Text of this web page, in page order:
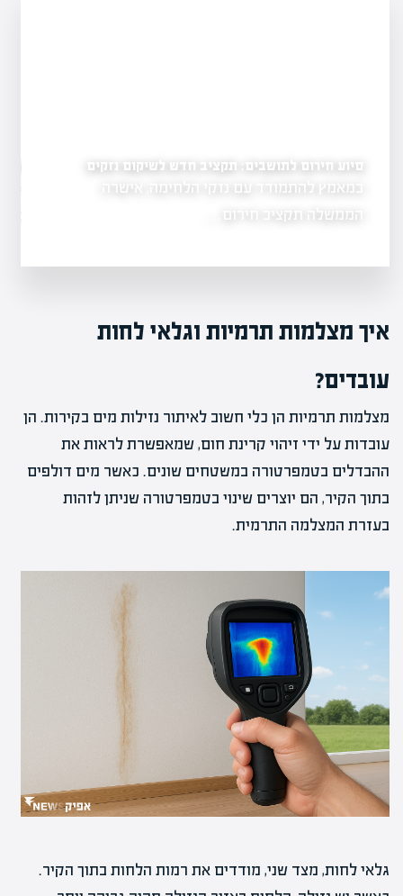
סיוע חירום לתושבים: תקציב חדש לשיקום נזקים
במאמץ להתמודד עם נזקי הלחימה, אישרה
הממשלה תקציב חירום…
מענה מהיר לנזקי מים:
איך מצלמות תרמיות וגלאי לחות
עובדים?
מצלמות תרמיות הן כלי חשוב לאיתור נזילות מים בקירות. הן
עובדות על ידי זיהוי קרינת חום, שמאפשרת לראות את
ההבדלים בטמפרטורה במשטחים שונים. כאשר מים דולפים
בתוך הקיר, הם יוצרים שינוי בטמפרטורה שניתן לזהות
בעזרת המצלמה התרמית.
גלאי לחות, מצד שני, מודדים את רמות הלחות בתוך הקיר.